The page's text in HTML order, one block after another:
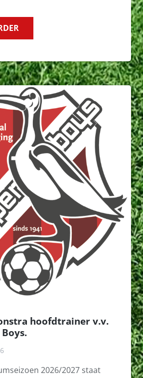
hoofdtrainer v.v.
2026/2027 staat